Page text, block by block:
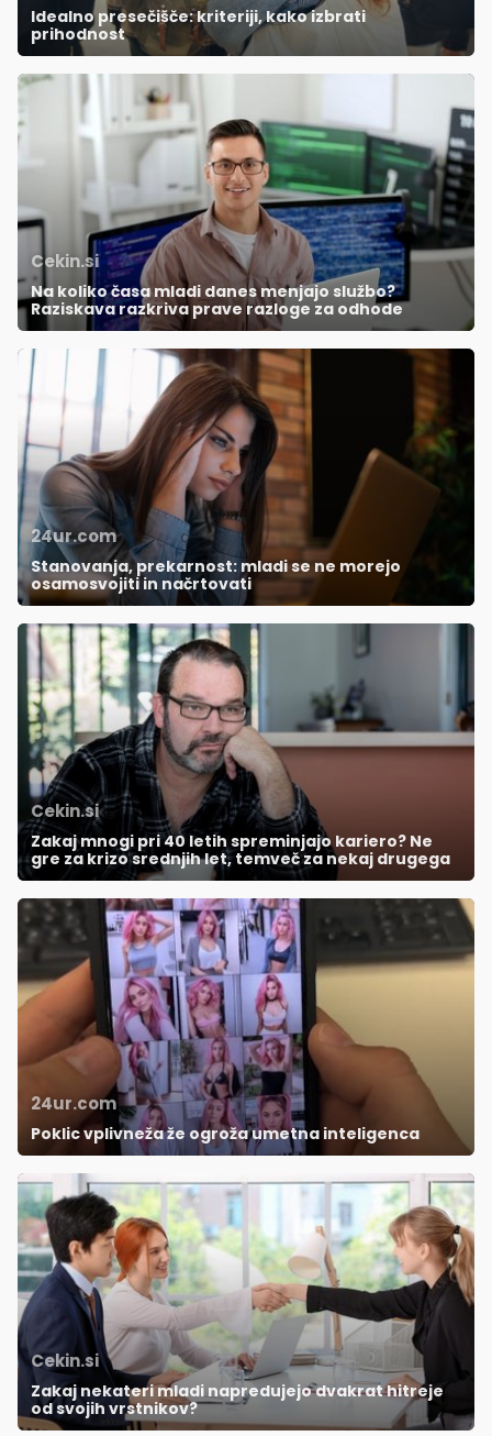
Idealno presečišče: kriteriji, kako izbrati
prihodnost
Cekin.si
Na koliko časa mladi danes menjajo službo?
Raziskava razkriva prave razloge za odhode
24ur.com
Stanovanja, prekarnost: mladi se ne morejo
osamosvojiti in načrtovati
Cekin.si
Zakaj mnogi pri 40 letih spreminjajo kariero? Ne
gre za krizo srednjih let, temveč za nekaj drugega
24ur.com
Poklic vplivneža že ogroža umetna inteligenca
Cekin.si
Zakaj nekateri mladi napredujejo dvakrat hitreje
od svojih vrstnikov?